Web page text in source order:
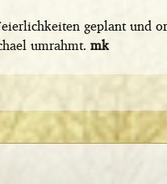
geplant und
umrahmt. mk